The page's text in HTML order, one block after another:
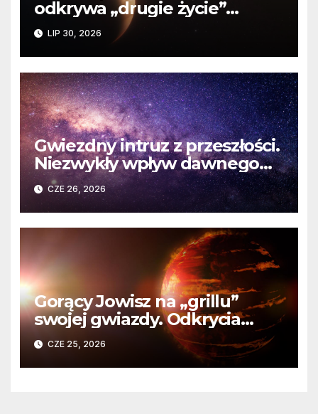
odkrywa „drugie życie”
planety krążącej wokół
martwej gwiazdy
LIP 30, 2026
Gwiezdny intruz z przeszłości.
Niezwykły wpływ dawnego
spotkania na komety Układu
Słonecznego
CZE 26, 2026
Gorący Jowisz na „grillu”
swojej gwiazdy. Odkrycia
Teleskopu Webba o HD
80606 b
CZE 25, 2026